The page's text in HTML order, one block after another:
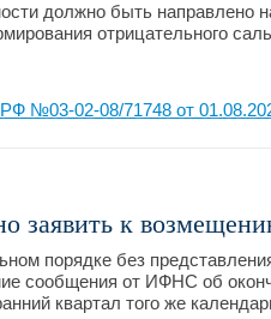
должно быть направлено
отрицательного
№03-02-08/71748 от
к
порядке без
сообщения от ИФНС об
квартал того же